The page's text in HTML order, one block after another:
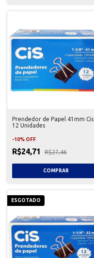
Prendedor de Papel 41mm Cis
12 Unidades
-10% OFF
R$24,71 R$27,46
ESGOTADO